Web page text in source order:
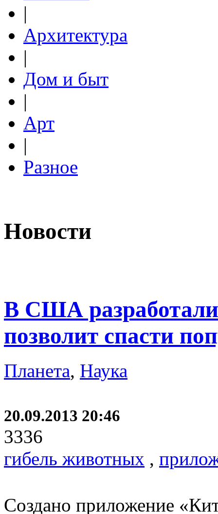
|
Архитектура
|
Дом и быт
|
Арт
|
Разное
Новости
В США разработали
позволит спасти
Планета, Наука
20.09.2013 20:46
3336
гибель животных ,
Создано приложение